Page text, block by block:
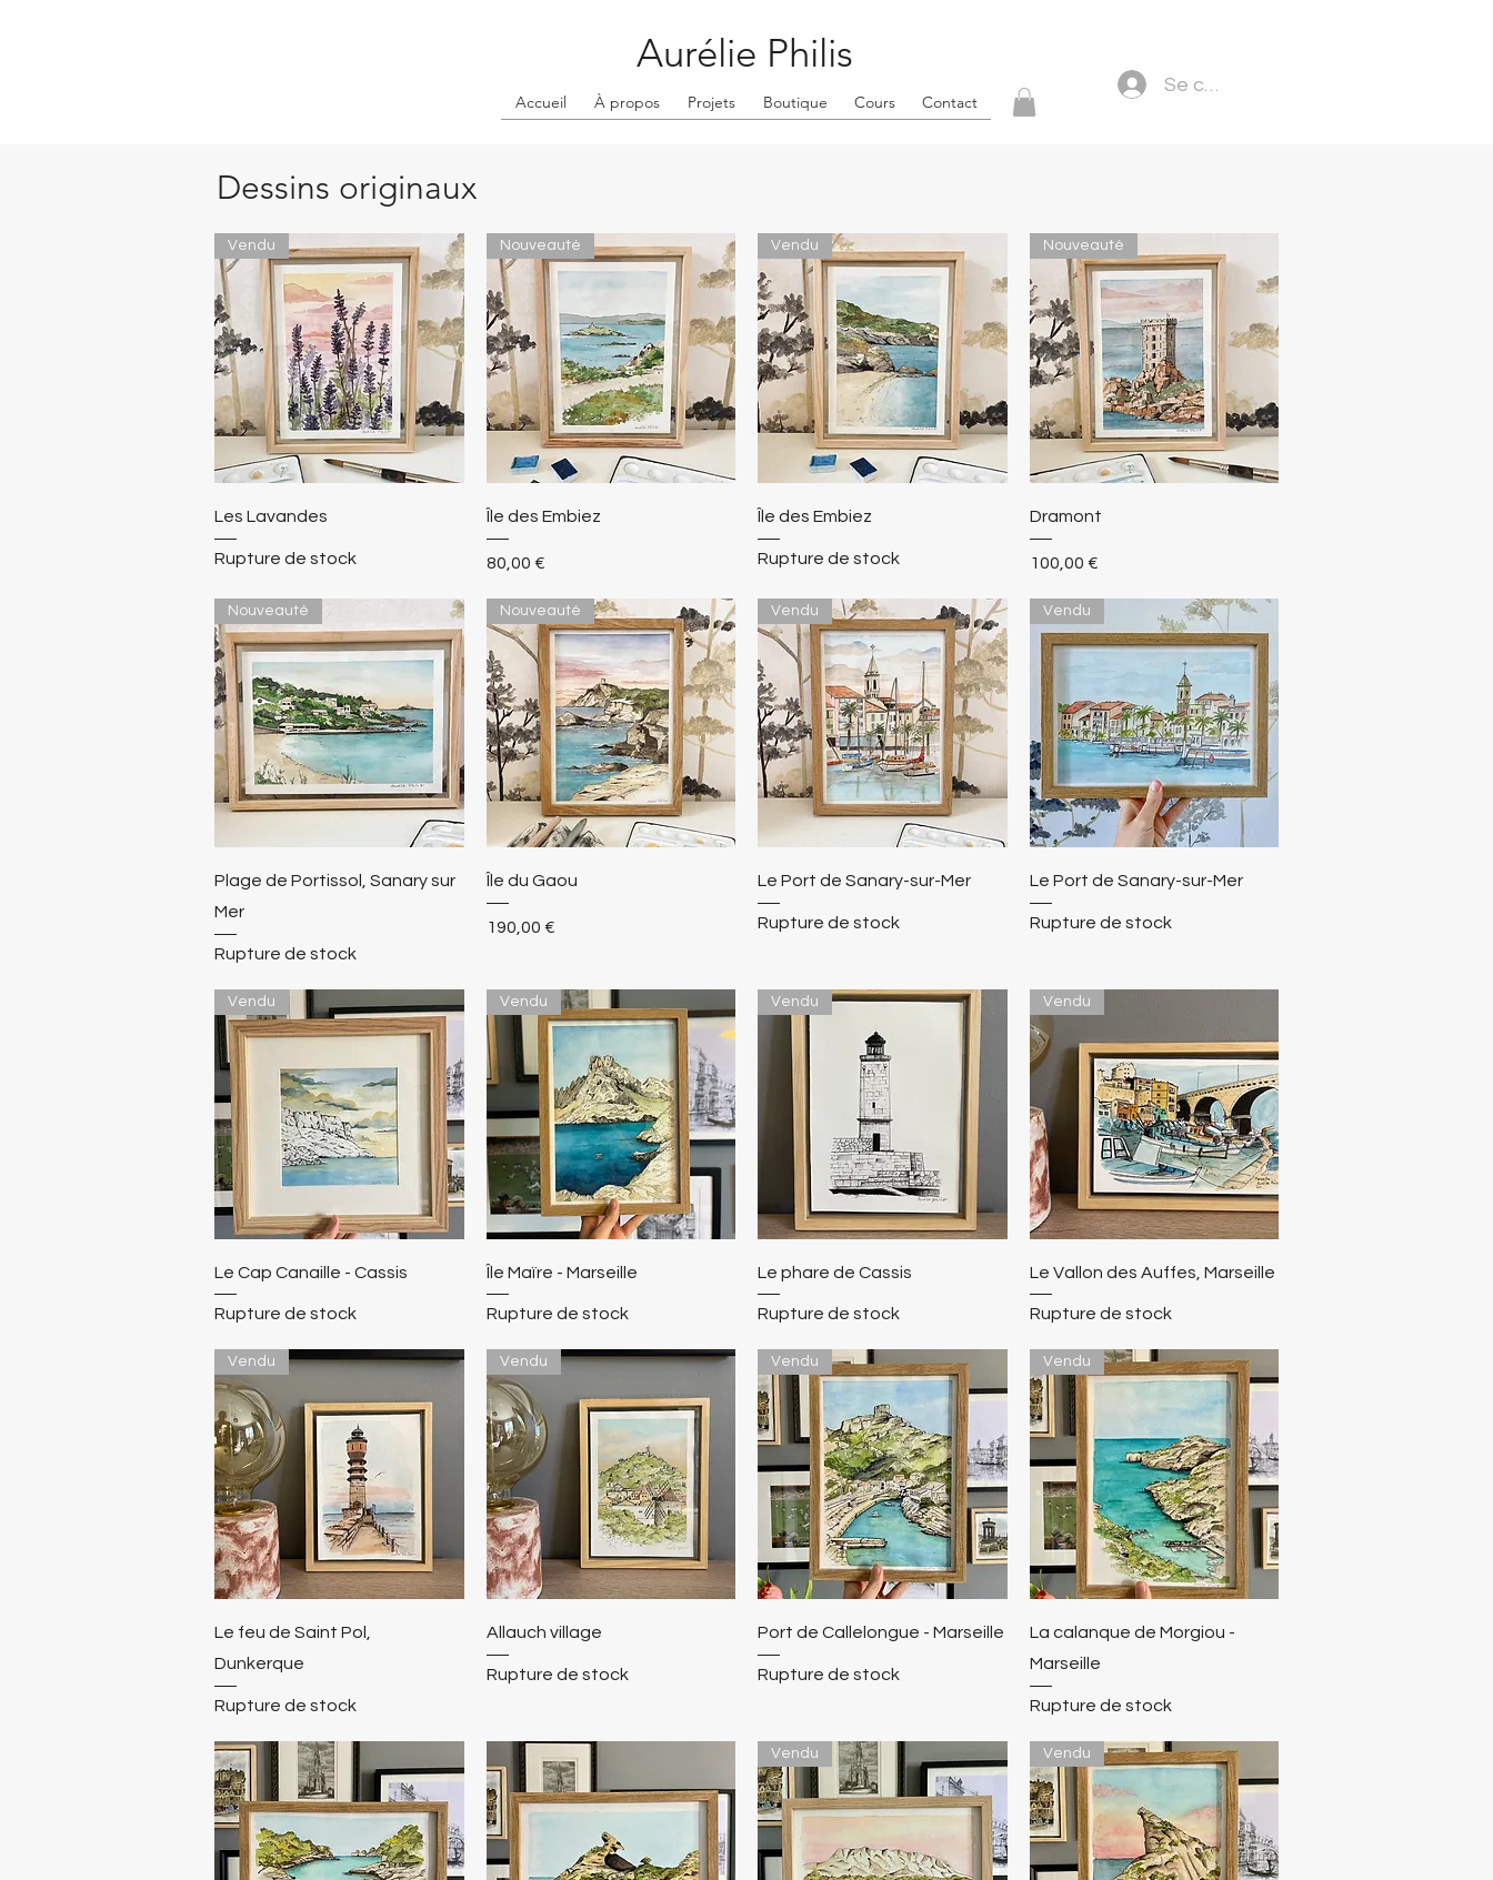
Aurélie Philis
Accueil À propos Projets Boutique Cours Contact
Se connecter
Dessins originaux
Vendu
Les Lavandes
Rupture de stock
Nouveauté
Île des Embiez
Prix
80,00 €
Vendu
Île des Embiez
Rupture de stock
Nouveauté
Dramont
Prix
100,00 €
Nouveauté
Plage de Portissol, Sanary sur
Mer
Rupture de stock
Nouveauté
Île du Gaou
Prix
190,00 €
Vendu
Le Port de Sanary-sur-Mer
Rupture de stock
Vendu
Le Port de Sanary-sur-Mer
Rupture de stock
Vendu
Le Cap Canaille - Cassis
Rupture de stock
Vendu
Île Maïre - Marseille
Rupture de stock
Vendu
Le phare de Cassis
Rupture de stock
Vendu
Le Vallon des Auffes, Marseille
Rupture de stock
Vendu
Le feu de Saint Pol,
Dunkerque
Rupture de stock
Vendu
Allauch village
Rupture de stock
Vendu
Port de Callelongue - Marseille
Rupture de stock
Vendu
La calanque de Morgiou -
Marseille
Rupture de stock
Vendu Vendu